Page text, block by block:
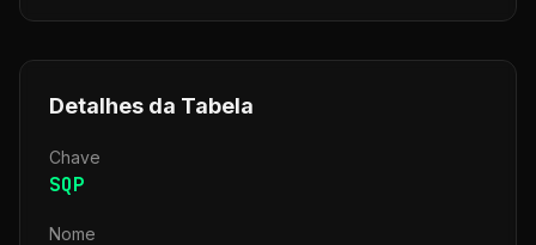
Detalhes da Tabela
Chave
SQP
Nome